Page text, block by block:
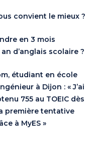
convient le mieux ?
en 3 mois
an d’anglais scolaire ?
étudiant en école
à Dijon : « J’ai
755 au TOEIC dès
première tentative
à MyES »